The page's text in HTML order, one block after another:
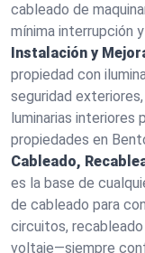
cableado de
mínima interrupción
Instalación y
propiedad con
seguridad
luminarias interiores
propiedades en
Cableado,
es la base de
de cableado para
circuitos,
voltaje—siempre